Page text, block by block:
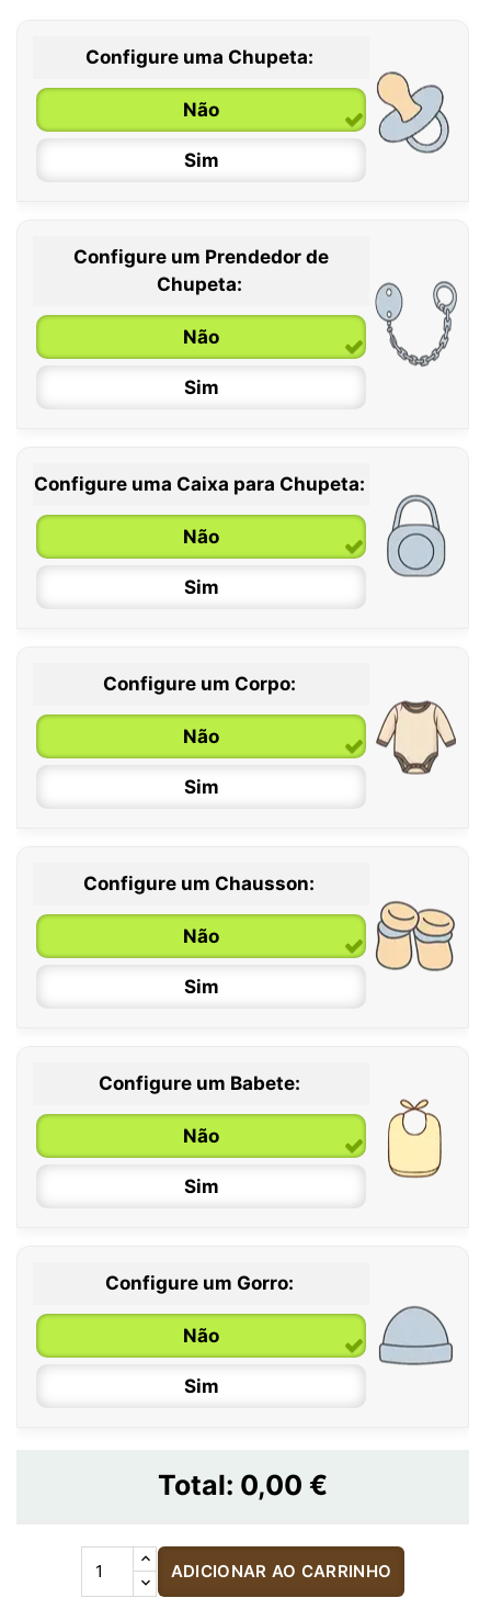
Configure uma Chupeta:
Não
Sim
0 / 6 meses
6 / 36 meses
Configure um Prendedor de
Chupeta:
Não
Sim
Configure uma Caixa para Chupeta:
Não
Sim
Configure um Corpo:
Não
Sim
0 / 6 meses
6 / 12 meses
12 / 18 meses
Configure um Chausson:
Não
Sim
Configure um Babete:
Não
Sim
Configure um Gorro:
Não
Sim
Total: 0,00 €
ADICIONAR AO CARRINHO